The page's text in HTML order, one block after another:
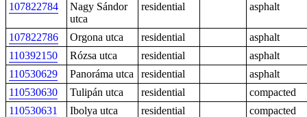
107822784
Nagy Sándor
utca
residential asphalt
107822786 Orgona utca residential
asphalt
110392150
Rózsa utca residential
asphalt
110530629
Panoráma utca residential
asphalt
110530630
Tulipán utca residential
compacted
110530631
Ibolya utca residential
compacted